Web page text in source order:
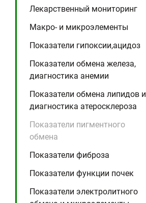
Лекарственный мониторинг
Макро- и микроэлементы
Показатели гипоксии,ацидоз
Показатели обмена железа,
диагностика анемии
Показатели обмена липидов и
диагностика атеросклероза
Показатели пигментного
обмена
Показатели фиброза
Показатели функции почек
Показатели электролитного